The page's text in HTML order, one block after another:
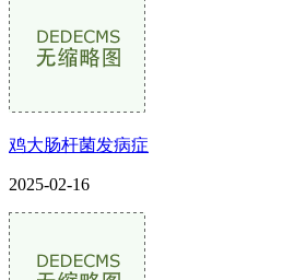
鸡大肠杆菌发病症
2025-02-16